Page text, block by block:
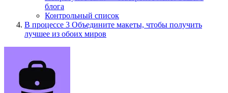
блога
Контрольный список
В процессе 3 Объедините макеты, чтобы получить
лучшее из обоих миров